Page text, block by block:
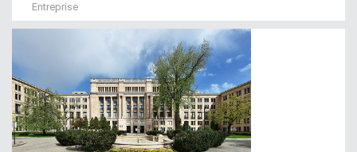
Entreprise